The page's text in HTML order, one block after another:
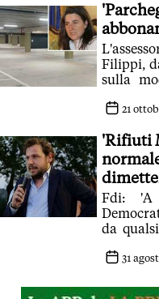
Filippi,
sulla
per una
senza
21
'Rifiuti
Fdi: 'A
da
31